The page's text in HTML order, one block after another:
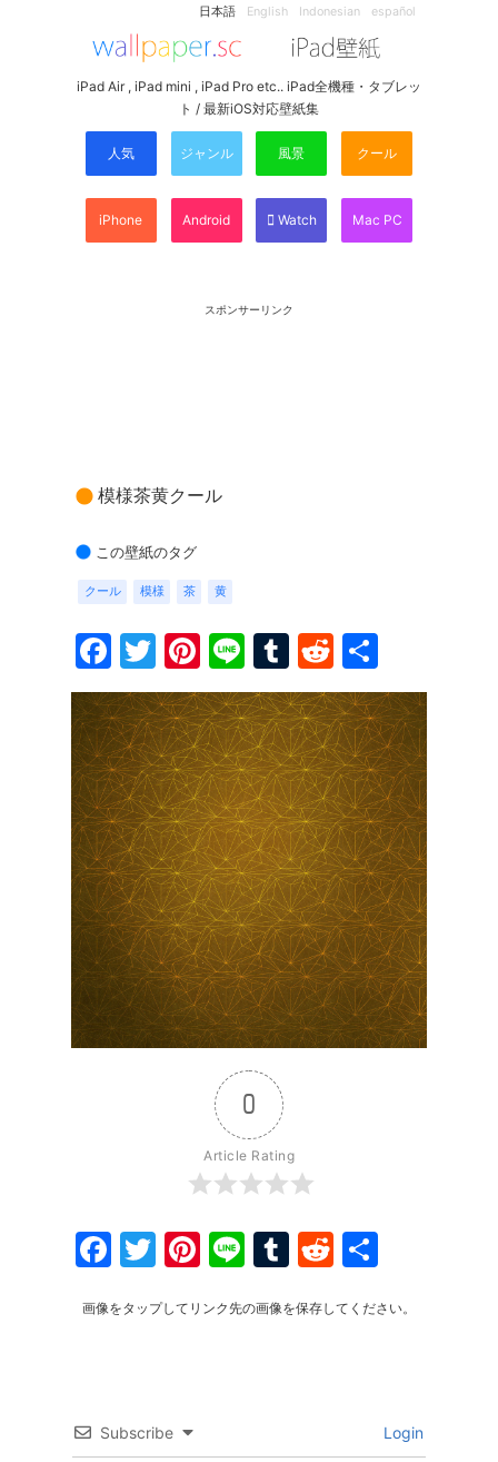
日本語 English Indonesian español
iPad Air , iPad mini , iPad Pro etc.. iPad全機種・タブレッ
ト / 最新iOS対応壁紙集
人気 ジャンル 風景 クール
iPhone Android Watch Mac PC
スポンサーリンク
模様茶黄クール
この壁紙のタグ
クール 模様 茶 黄
Facebook
Twitter
Pinterest
LineTumblr
Reddit
有
0
Article Rating
Facebook
Twitter
Pinterest
LineTumblr
Reddit
画像をタップしてリンク先の画像を保存してください。
Subscribe Login